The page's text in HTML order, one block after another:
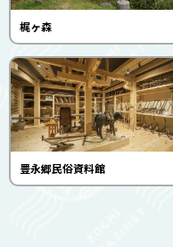
梶ヶ森
豊永郷民俗資料館